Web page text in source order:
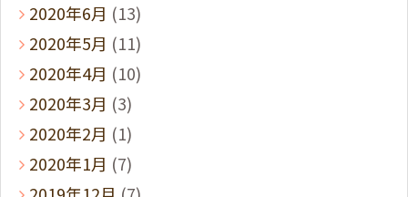
2020年6月 (13)
2020年5月 (11)
2020年4月 (10)
2020年3月 (3)
2020年2月 (1)
2020年1月 (7)